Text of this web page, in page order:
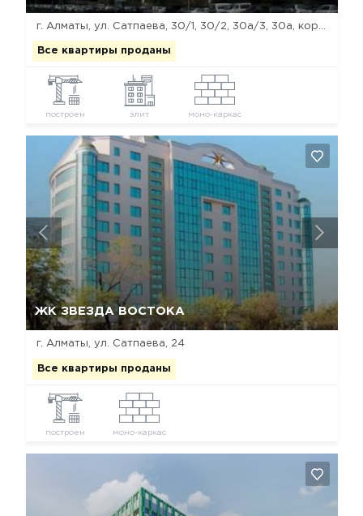
Все квартиры проданы
построен элит моно-каркас
ЖК ЗВЕЗДА ВОСТОКА
г. Алматы, ул. Сатпаева, 24
Все квартиры проданы
построен моно-каркас
Да, удалить